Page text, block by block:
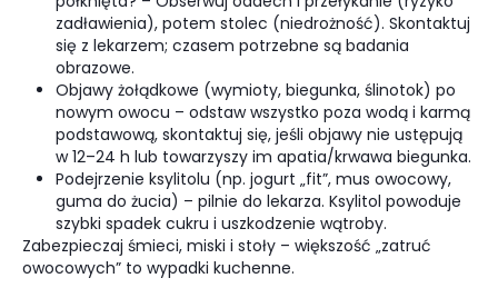
zadławienia), potem stolec (niedrożność). Skontaktuj
się z lekarzem; czasem potrzebne są badania
obrazowe.
Objawy żołądkowe (wymioty, biegunka, ślinotok) po
nowym owocu – odstaw wszystko poza wodą i karmą
podstawową, skontaktuj się, jeśli objawy nie ustępują
w 12–24 h lub towarzyszy im apatia/krwawa biegunka.
Podejrzenie ksylitolu (np. jogurt „fit”, mus owocowy,
guma do żucia) – pilnie do lekarza. Ksylitol powoduje
szybki spadek cukru i uszkodzenie wątroby.
Zabezpieczaj śmieci, miski i stoły – większość „zatruć
owocowych” to wypadki kuchenne.